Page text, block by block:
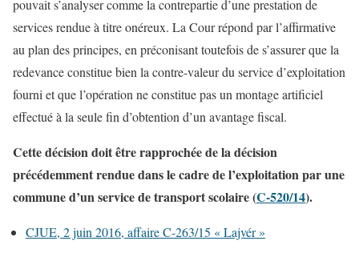
pouvait s’analyser comme la contrepartie d’une prestation de
services rendue à titre onéreux. La Cour répond par l’affirmative
au plan des principes, en préconisant toutefois de s’assurer que la
redevance constitue bien la contre-valeur du service d’exploitation
fourni et que l’opération ne constitue pas un montage artificiel
effectué à la seule fin d’obtention d’un avantage fiscal.
Cette décision doit être rapprochée de la décision
précédemment rendue dans le cadre de l’exploitation par une
commune d’un service de transport scolaire (C-520/14).
CJUE, 2 juin 2016, affaire C-263/15 « Lajvér »